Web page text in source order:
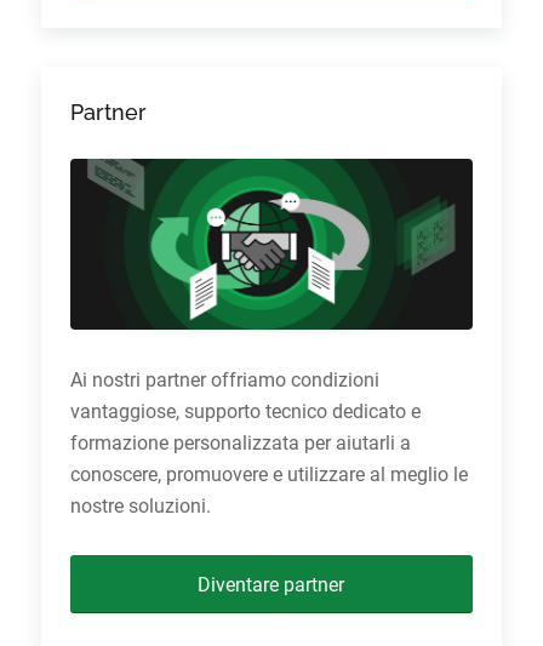
Partner
Ai nostri partner offriamo condizioni
vantaggiose, supporto tecnico dedicato e
formazione personalizzata per aiutarli a
conoscere, promuovere e utilizzare al meglio le
nostre soluzioni.
Diventare partner